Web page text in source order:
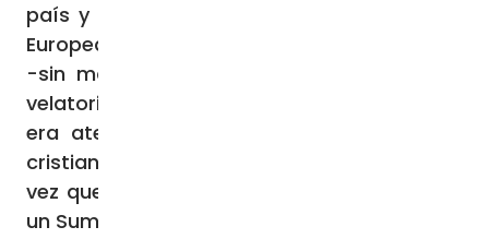
país y fue un gran sostenedor de la Unión
Europea. Tal vez por esto, el Papa Francisco
-sin mayor protocolo- se presentó en su
velatorio, a pesar de que este presidente
era ateo y eligió no tener una sepultura
cristiana. De todas maneras, fue la primera
vez que el Senado de la República recibió a
un Sumo Pontífice